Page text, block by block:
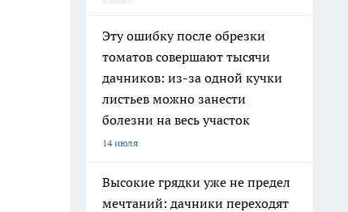
Эту ошибку после обрезки
томатов совершают тысячи
дачников: из-за одной кучки
листьев можно занести
болезни на весь участок
14 июля
Высокие грядки уже не предел
мечтаний: дачники переходят